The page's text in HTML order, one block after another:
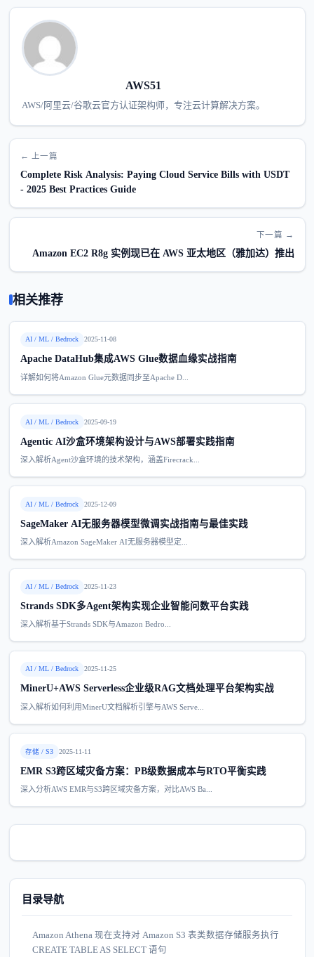
AWS51
AWS/阿里云/谷歌云官方认证架构师，专注云计算解决方案。
← 上一篇
Complete Risk Analysis: Paying Cloud Service Bills with USDT
- 2025 Best Practices Guide
下一篇 →
Amazon EC2 R8g 实例现已在 AWS 亚太地区（雅加达）推出
相关推荐
AI / ML / Bedrock 2025-11-08
Apache DataHub集成AWS Glue数据血缘实战指南
详解如何将Amazon Glue元数据同步至Apache D...
AI / ML / Bedrock 2025-09-19
Agentic AI沙盒环境架构设计与AWS部署实践指南
深入解析Agent沙盒环境的技术架构，涵盖Firecrack...
AI / ML / Bedrock 2025-12-09
SageMaker AI无服务器模型微调实战指南与最佳实践
深入解析Amazon SageMaker AI无服务器模型定...
AI / ML / Bedrock 2025-11-23
Strands SDK多Agent架构实现企业智能问数平台实践
深入解析基于Strands SDK与Amazon Bedro...
AI / ML / Bedrock 2025-11-25
MinerU+AWS Serverless企业级RAG文档处理平台架构实战
深入解析如何利用MinerU文档解析引擎与AWS Serve...
存储 / S3 2025-11-11
EMR S3跨区域灾备方案：PB级数据成本与RTO平衡实践
深入分析AWS EMR与S3跨区域灾备方案，对比AWS Ba...
目录导航
Amazon Athena 现在支持对 Amazon S3 表类数据存储服务执行
CREATE TABLE AS SELECT 语句